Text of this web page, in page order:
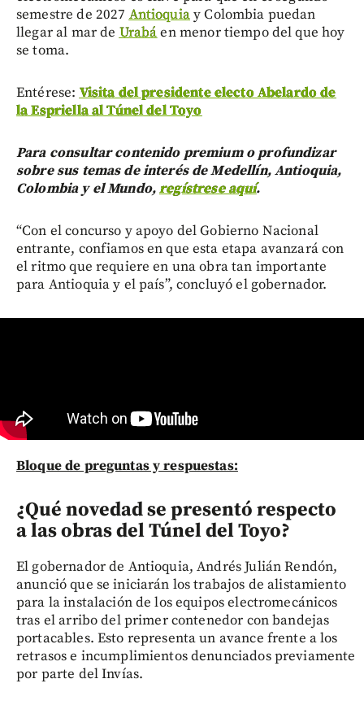
semestre de 2027Antioquiay Colombia puedan
llegar al mar deUrabáen menor tiempo del que hoy
se toma.
Entérese:Visita del presidente electo Abelardo de
la Espriella al Túnel del Toyo
Para consultar contenido premium o profundizar
sobre sus temas de interés de Medellín, Antioquia,
Colombia y el Mundo,regístrese aquí.
“Con el concurso y apoyo del Gobierno Nacional
entrante, confiamos en que esta etapa avanzará con
el ritmo que requiere en una obra tan importante
para Antioquia y el país”, concluyó el gobernador.
Bloque de preguntas y respuestas:
¿Qué novedad se presentó respecto
a las obras del Túnel del Toyo?
El gobernador de Antioquia, Andrés Julián Rendón,
anunció que se iniciarán los trabajos de alistamiento
para la instalación de los equipos electromecánicos
tras el arribo del primer contenedor con bandejas
portacables. Esto representa un avance frente a los
retrasos e incumplimientos denunciados previamente
por parte del Invías.